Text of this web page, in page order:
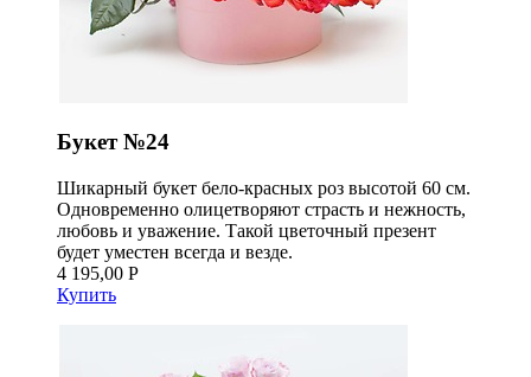
Букет №24
Шикарный букет бело-красных роз высотой 60 см.
Одновременно олицетворяют страсть и нежность,
любовь и уважение. Такой цветочный презент
будет уместен всегда и везде.
4 195,00 Р
Купить